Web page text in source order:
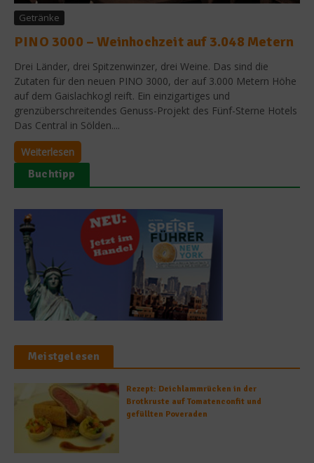
Getränke
PINO 3000 – Weinhochzeit auf 3.048 Metern
Drei Länder, drei Spitzenwinzer, drei Weine. Das sind die
Zutaten für den neuen PINO 3000, der auf 3.000 Metern Höhe
auf dem Gaislachkogl reift. Ein einzigartiges und
grenzüberschreitendes Genuss-Projekt des Fünf-Sterne Hotels
Das Central in Sölden....
Weiterlesen
Buchtipp
Meistgelesen
Rezept: Deichlammrücken in der
Brotkruste auf Tomatenconfit und
gefüllten Poveraden